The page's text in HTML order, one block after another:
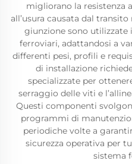
migliorano la resistenza
all’usura causata dal
giunzione sono
ferroviari, adattandosi a
differenti pesi, profili e
di installazione
specializzate per
serraggio delle viti e
Questi componenti
programmi di
periodiche volte a
sicurezza operativa per
sistema